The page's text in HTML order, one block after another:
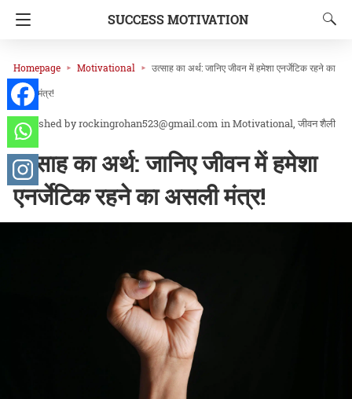
SUCCESS MOTIVATION
Homepage Motivational उत्साह का अर्थ: जानिए जीवन में हमेशा एनर्जेटिक रहने का
असली मंत्र!
rockingrohan523@gmail.com inMotivational जीवन शैली
उत्साह का अर्थ: जानिए जीवन में हमेशा
एनर्जेटिक रहने का असली मंत्र!